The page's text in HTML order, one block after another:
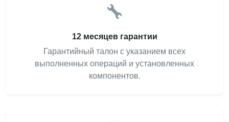
12 месяцев гарантии
Гарантийный талон с указанием всех
выполненных операций и установленных
компонентов.